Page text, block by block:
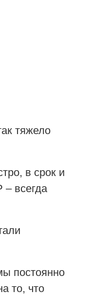
тяжело
в срок и
– всегда
постоянно
то, что